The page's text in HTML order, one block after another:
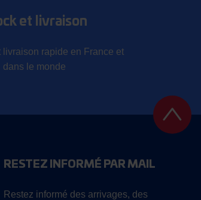
et livraison
livraison rapide en France et
dans le monde
RESTEZ INFORMÉ PAR MAIL
Restez informé des arrivages, des